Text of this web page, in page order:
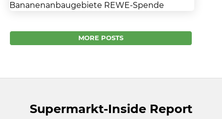
Bananenanbaugebiete REWE-Spende
Costa Rica und Panama REWE übernimmt
seit Jahren Verantwortung...
MORE POSTS
Supermarkt-Inside Report